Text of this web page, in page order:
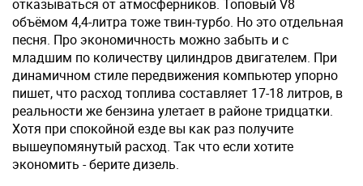
отказываться от атмосферников. Топовый V8
объёмом 4,4-литра тоже твин-турбо. Но это отдельная
песня. Про экономичность можно забыть и с
младшим по количеству цилиндров двигателем. При
динамичном стиле передвижения компьютер упорно
пишет, что расход топлива составляет 17-18 литров, в
реальности же бензина улетает в районе тридцатки.
Хотя при спокойной езде вы как раз получите
вышеупомянутый расход. Так что если хотите
экономить - берите дизель.